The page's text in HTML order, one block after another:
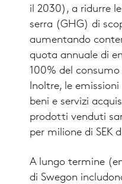
il 2030), a ridurre
serra (GHG) di
aumentando
quota annuale di
100% del
Inoltre, le
beni e servizi
prodotti venduti
per milione di SEK
A lungo termine
di Swegon